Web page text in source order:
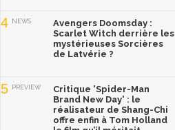
4 NEWS
Avengers Doomsday :
Scarlet Witch derrière les
mystérieuses Sorcières
de Latvérie ?
5 PREVIEW
Critique 'Spider-Man
Brand New Day' : le
réalisateur de Shang-Chi
offre enfin à Tom Holland